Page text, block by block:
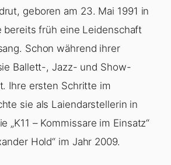
geboren am 23. Mai 1991 in
bereits früh eine Leidenschaft
Schon während ihrer
Ballett-, Jazz- und Show-
Ihre ersten Schritte im
sie als Laiendarstellerin in
„K11 – Kommissare im Einsatz“
Hold“ im Jahr 2009.